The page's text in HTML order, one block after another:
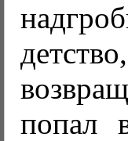
попал